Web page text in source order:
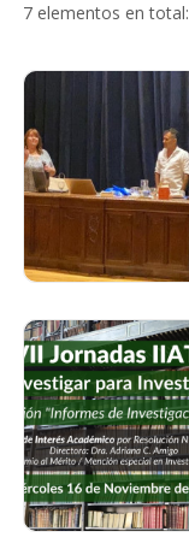
7 elementos en total: